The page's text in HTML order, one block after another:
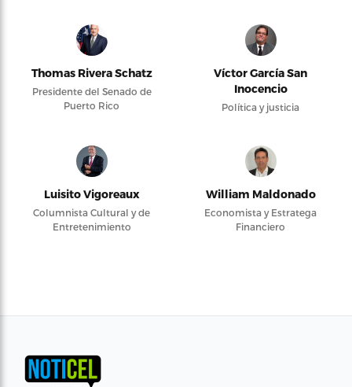
Thomas Rivera Schatz
Presidente del Senado de
Puerto Rico
Víctor García San
Inocencio
Política y justicia
Luisito Vigoreaux
Columnista Cultural y de
Entretenimiento
William Maldonado
Economista y Estratega
Financiero